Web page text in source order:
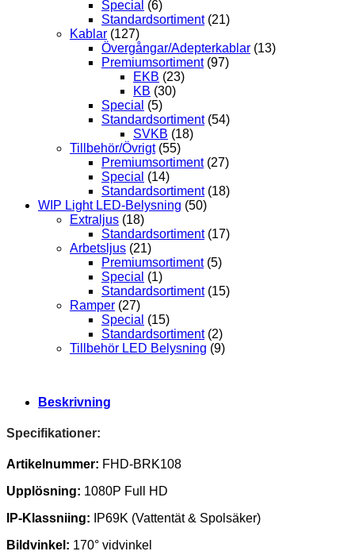
Special (6)
Standardsortiment (21)
Kablar (127)
Övergångar/Adepterkablar (13)
Premiumsortiment (97)
EKB (23)
KB (30)
Special (5)
Standardsortiment (54)
SVKB (18)
Tillbehör/Övrigt (55)
Premiumsortiment (27)
Special (14)
Standardsortiment (18)
WIP Light LED-Belysning (50)
Extraljus (18)
Standardsortiment (17)
Arbetsljus (21)
Premiumsortiment (5)
Special (1)
Standardsortiment (15)
Ramper (27)
Special (15)
Standardsortiment (2)
Tillbehör LED Belysning (9)
Beskrivning
Specifikationer:
Artikelnummer: FHD-BRK108
Upplösning: 1080P Full HD
IP-Klassniing: IP69K (Vattentät & Spolsäker)
Bildvinkel: 170° vidvinkel